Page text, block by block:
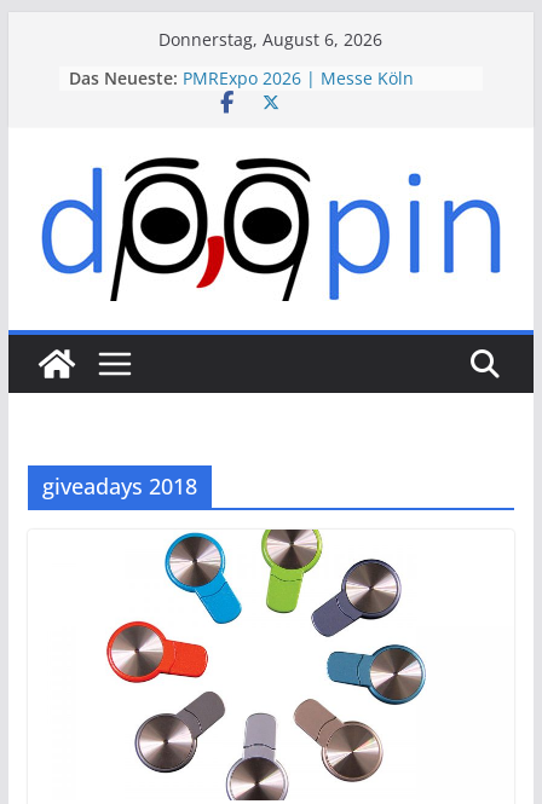
Donnerstag, August 6, 2026
Das Neueste: PMRExpo 2026 | Messe Köln
VdS-BrandSchutzTage 2026 |
VALVE WORLD EXPO 2026 | Messe
Düsseldorf
ESSEN MOTOR SHOW 2026 | Messe
Essen
giveadays 2018